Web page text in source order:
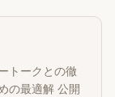
トークとの徹
の最適解 公開